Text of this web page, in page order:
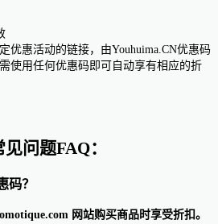
优惠活动的链接，由Youhuima.CN优惠码
使用任何优惠码即可自动享有相应的折
问题FAQ：
码？
网站购买商品时享受折扣。